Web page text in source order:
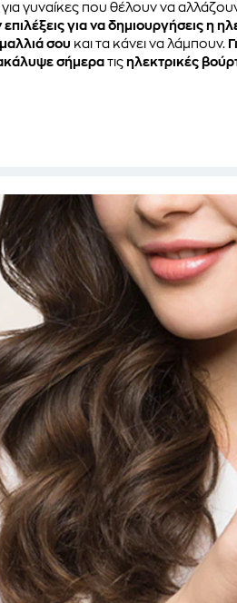
για γυναίκες που θέλουν να
για να δημιουργήσεις η
σου και τα κάνει να λάμπουν.
σήμερα τις ηλεκτρικές